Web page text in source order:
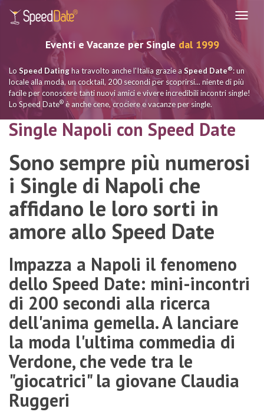
Eventi e Vacanze per Single dal 1999
Lo Speed Datingha travolto anche l'Italia grazie a Speed Date®: un
locale alla moda, un cocktail, 200 secondi per scoprirsi... niente di più
facile per conoscere tanti nuovi amici e vivere incredibili incontri single!
Lo Speed Date® è anche cene, crociere e vacanze per single.
Single Napoli con Speed Date
Sono sempre più numerosi
i Single di Napoli che
affidano le loro sorti in
amore allo Speed Date
Impazza a Napoli il fenomeno
dello Speed Date: mini-incontri
di 200 secondi alla ricerca
dell'anima gemella. A lanciare
la moda l'ultima commedia di
Verdone, che vede tra le
"giocatrici" la giovane Claudia
Ruggeri